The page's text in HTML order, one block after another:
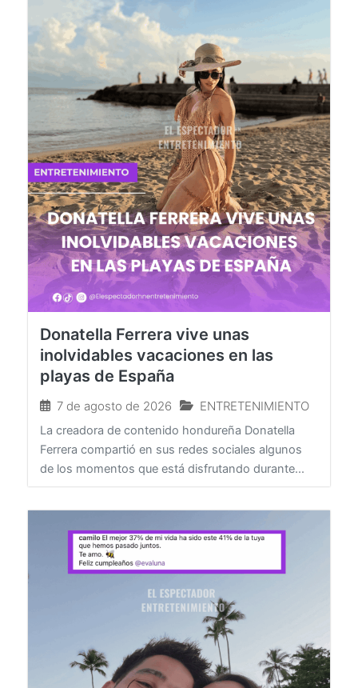
Donatella Ferrera vive unas
inolvidables vacaciones en las
7 de agosto de 2026 ENTRETENIMIENTO
La creadora de contenido hondureña Donatella
Ferrera compartió en sus redes sociales algunos
de los momentos que está disfrutando durante...